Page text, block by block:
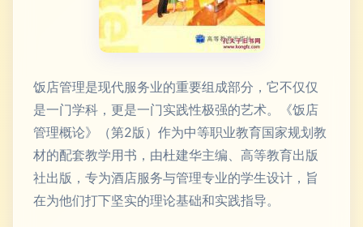
饭店管理是现代服务业的重要组成部分，它不仅仅
是一门学科，更是一门实践性极强的艺术。《饭店
管理概论》（第2版）作为中等职业教育国家规划教
材的配套教学用书，由杜建华主编、高等教育出版
社出版，专为酒店服务与管理专业的学生设计，旨
在为他们打下坚实的理论基础和实践指导。